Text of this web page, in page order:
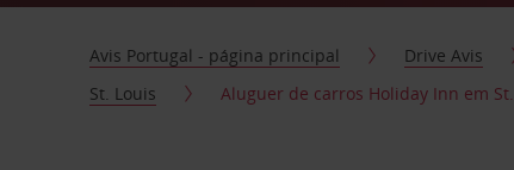
Avis Portugal - página principal Drive Avis
St. Louis
Aluguer de carros Holiday Inn em